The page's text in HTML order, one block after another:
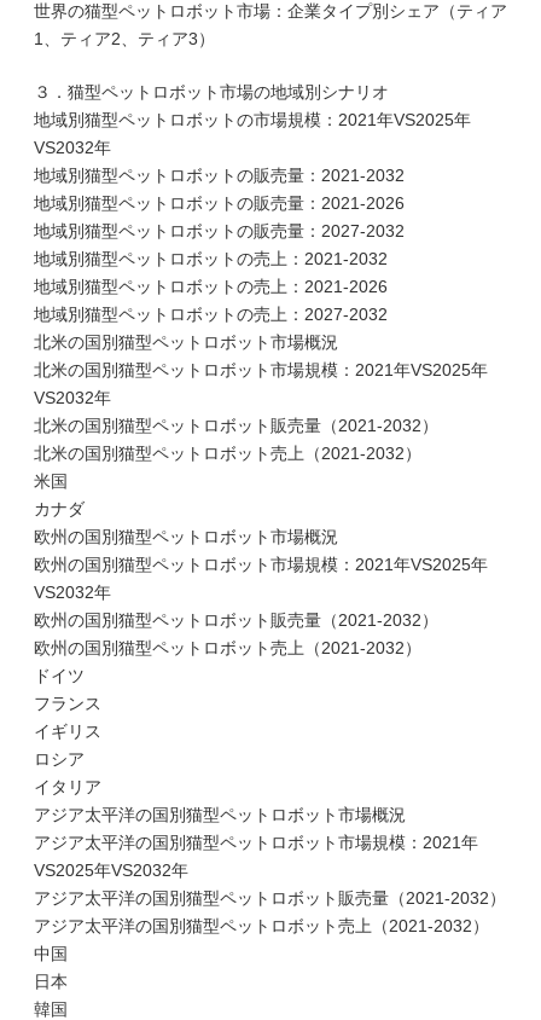
世界の猫型ペットロボット市場：企業タイプ別シェア（ティア
1、ティア2、ティア3）
３．猫型ペットロボット市場の地域別シナリオ
地域別猫型ペットロボットの市場規模：2021年VS2025年
VS2032年
地域別猫型ペットロボットの販売量：2021-2032
地域別猫型ペットロボットの販売量：2021-2026
地域別猫型ペットロボットの販売量：2027-2032
地域別猫型ペットロボットの売上：2021-2032
地域別猫型ペットロボットの売上：2021-2026
地域別猫型ペットロボットの売上：2027-2032
北米の国別猫型ペットロボット市場概況
北米の国別猫型ペットロボット市場規模：2021年VS2025年
VS2032年
北米の国別猫型ペットロボット販売量（2021-2032）
北米の国別猫型ペットロボット売上（2021-2032）
米国
カナダ
欧州の国別猫型ペットロボット市場概況
欧州の国別猫型ペットロボット市場規模：2021年VS2025年
VS2032年
欧州の国別猫型ペットロボット販売量（2021-2032）
欧州の国別猫型ペットロボット売上（2021-2032）
ドイツ
フランス
イギリス
ロシア
イタリア
アジア太平洋の国別猫型ペットロボット市場概況
アジア太平洋の国別猫型ペットロボット市場規模：2021年
VS2025年VS2032年
アジア太平洋の国別猫型ペットロボット販売量（2021-2032）
アジア太平洋の国別猫型ペットロボット売上（2021-2032）
中国
日本
韓国